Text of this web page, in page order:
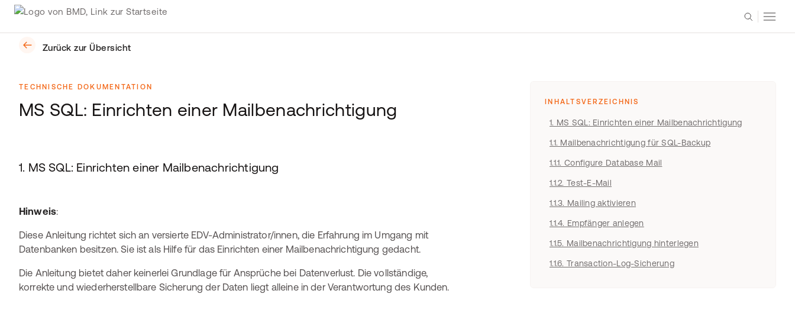
Zurück zur Übersicht
TECHNISCHE DOKUMENTATION
MS SQL: Einrichten einer Mailbenachrichtigung
1. MS SQL: Einrichten einer Mailbenachrichtigung
Hinweis:
Diese Anleitung richtet sich an versierte EDV-Administrator/innen, die Erfahrung im Umgang mit
Datenbanken besitzen. Sie ist als Hilfe für das Einrichten einer Mailbenachrichtigung gedacht.
Die Anleitung bietet daher keinerlei Grundlage für Ansprüche bei Datenverlust. Die vollständige,
korrekte und wiederherstellbare Sicherung der Daten liegt alleine in der Verantwortung des Kunden.
INHALTSVERZEICHNIS
1. MS SQL: Einrichten einer Mailbenachrichtigung
1.1. Mailbenachrichtigung für SQL-Backup
1.1.1. Configure Database Mail
1.1.2. Test-E-Mail
1.1.3. Mailing aktivieren
1.1.4. Empfänger anlegen
1.1.5. Mailbenachrichtigung hinterlegen
1.1.6. Transaction-Log-Sicherung